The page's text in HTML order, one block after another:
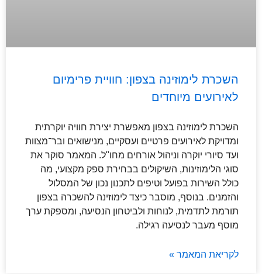
השכרת לימוזינה בצפון: חוויית פרימיום
לאירועים מיוחדים
השכרת לימוזינה בצפון מאפשרת יצירת חוויה יוקרתית
ומדויקת לאירועים פרטיים ועסקיים, מנישואים ובר־מצוות
ועד סיורי יוקרה וניהול אורחים מחו"ל. המאמר סוקר את
סוגי הלימוזינות, השיקולים בבחירת ספק מקצועי, מה
כולל השירות בפועל וטיפים לתכנון נכון של המסלול
והזמנים. בנוסף, מוסבר כיצד לימוזינה להשכרה בצפון
תורמת לתדמית, לנוחות ולביטחון הנסיעה, ומספקת ערך
מוסף מעבר לנסיעה רגילה.
לקריאת המאמר »